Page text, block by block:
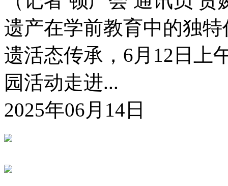
遗产在学前教育中的独
遗活态传承，6月12日上
园活动走进...
2025年06月14日